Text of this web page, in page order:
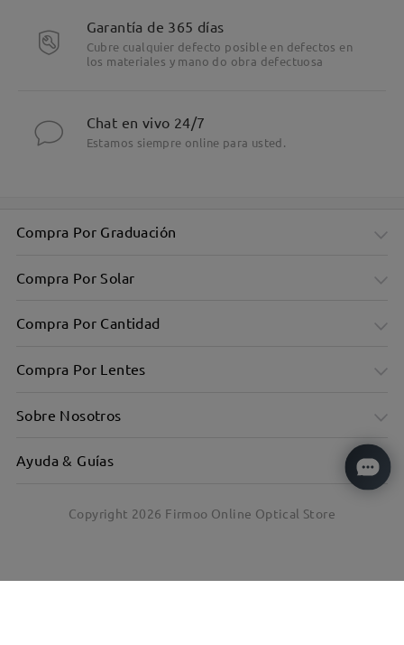
Garantía de 365 días
Cubre cualquier defecto posible en defectos en
los materiales y mano do obra defectuosa
Chat en vivo 24/7
Estamos siempre online para usted.
Compra Por Graduación
Compra Por Solar
Compra Por Cantidad
Compra Por Lentes
Sobre Nosotros
Ayuda & Guías
Copyright 2026 Firmoo Online Optical Store